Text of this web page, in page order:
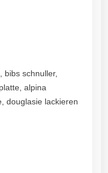
bibs schnuller,
alpina
douglasie lackieren